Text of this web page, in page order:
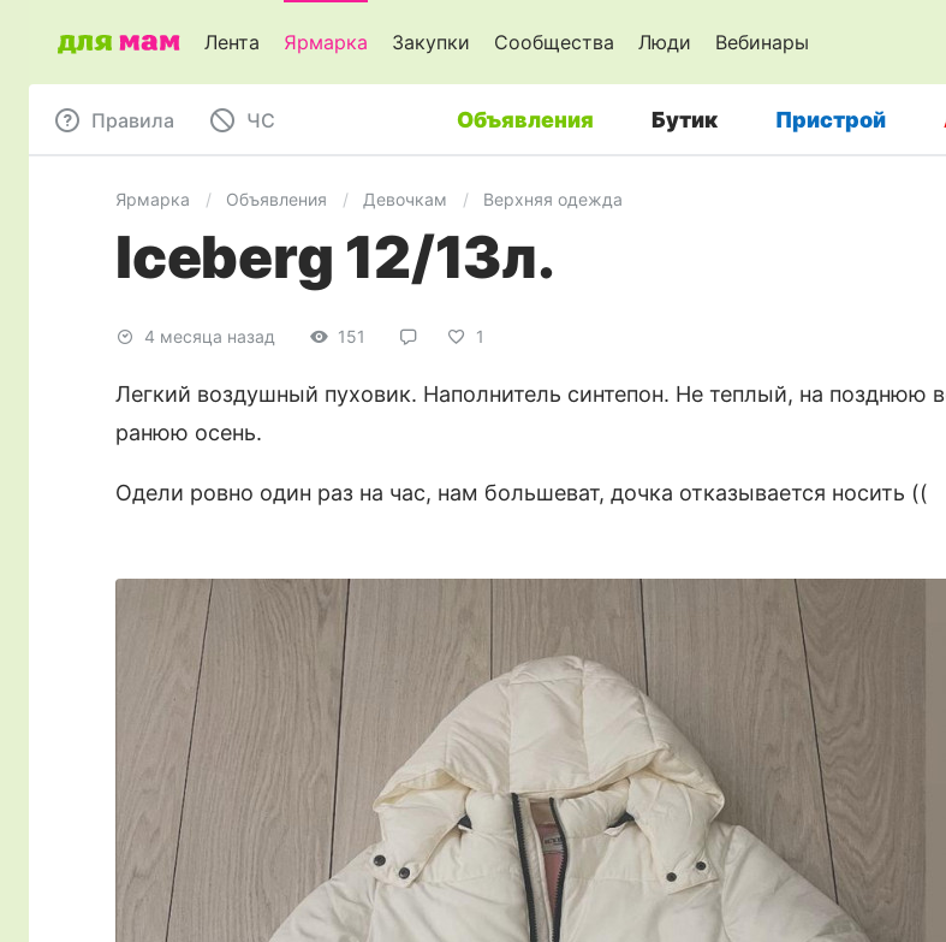
Лента Ярмарка Закупки Сообщества Люди Вебинары
Правила ЧC Объявления Бутик Пристрой
Ярмарка Объявления Девочкам Верхняя одежда
Iceberg 12/13л.
4 месяца назад 151 1
Легкий воздушный пуховик. Наполнитель синтепон. Не теплый, на позднюю
ранюю осень.
Одели ровно один раз на час, нам большеват, дочка отказывается носить ((